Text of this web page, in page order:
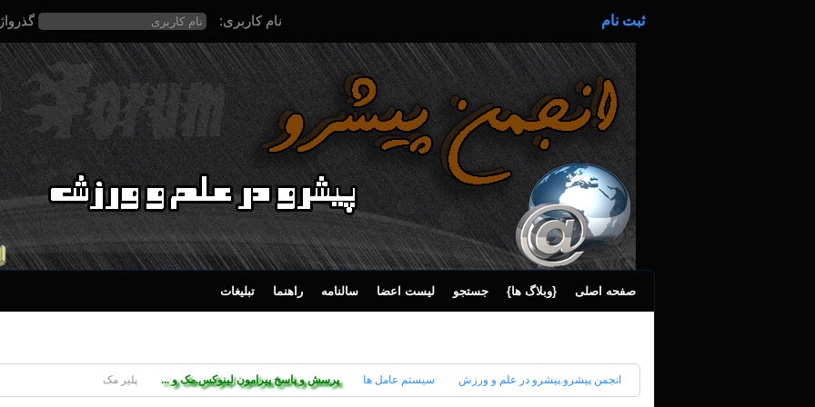
ثبت نام نام کاربری:
صفحه اصلی {وبلاگ ها} جستجو لیست اعضا سالنامه راهنما تبلیغات
انجمن پیشرو.پیشرو در علم و ورزش سیستم عامل ها پرسش و پاسخ پیرامون لینوکس.مک و ... پلیر مک